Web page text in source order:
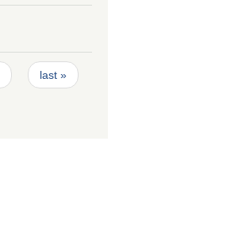
last »